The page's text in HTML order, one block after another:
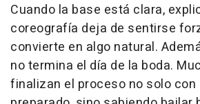
Cuando la base está clara,
coreografía deja de sentirse
convierte en algo natural.
no termina el día de la boda.
finalizan el proceso no solo con